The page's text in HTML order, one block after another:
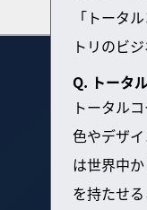
「トータ
トリのビ
Q. トータ
トータル
色やデザ
は世界中
を持たせ